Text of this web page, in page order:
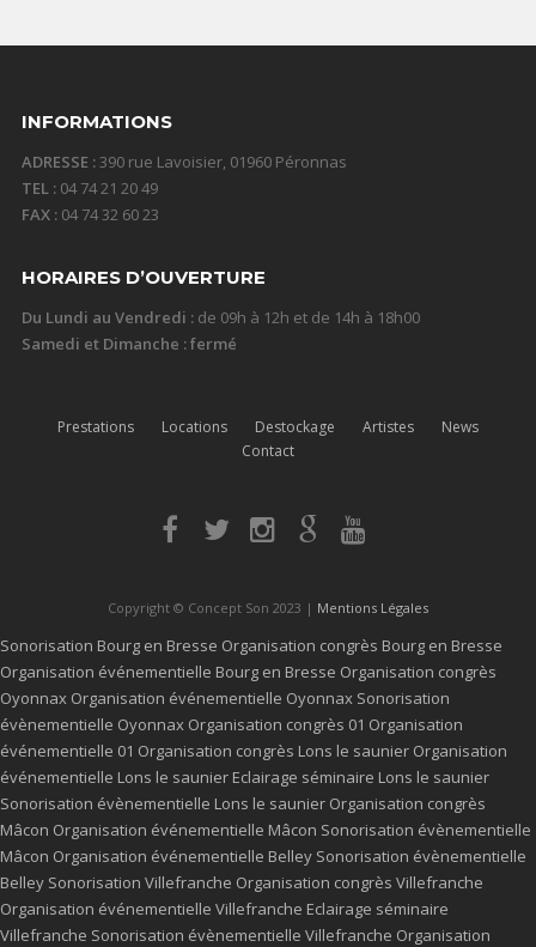
INFORMATIONS
ADRESSE :390 rue Lavoisier, 01960 Péronnas
TEL :04 74 21 20 49
FAX :04 74 32 60 23
HORAIRES D’OUVERTURE
Du Lundi au Vendredi :de 09h à 12h et de 14h à 18h00
Samedi et Dimanche : fermé
Prestations Locations Destockage Artistes
News
Contact
Copyright © Concept Son 2023 | Mentions Légales
Sonorisation Bourg en Bresse Organisation congrès Bourg en Bresse
Organisation événementielle Bourg en Bresse Organisation congrès
Oyonnax Organisation événementielle Oyonnax Sonorisation
évènementielle Oyonnax Organisation congrès 01 Organisation
événementielle 01 Organisation congrès Lons le saunier Organisation
événementielle Lons le saunier Eclairage séminaire Lons le saunier
Sonorisation évènementielle Lons le saunier Organisation congrès
Mâcon Organisation événementielle Mâcon Sonorisation évènementielle
Mâcon Organisation événementielle Belley Sonorisation évènementielle
Belley Sonorisation Villefranche Organisation congrès Villefranche
Organisation événementielle Villefranche Eclairage séminaire
Villefranche Sonorisation évènementielle Villefranche Organisation